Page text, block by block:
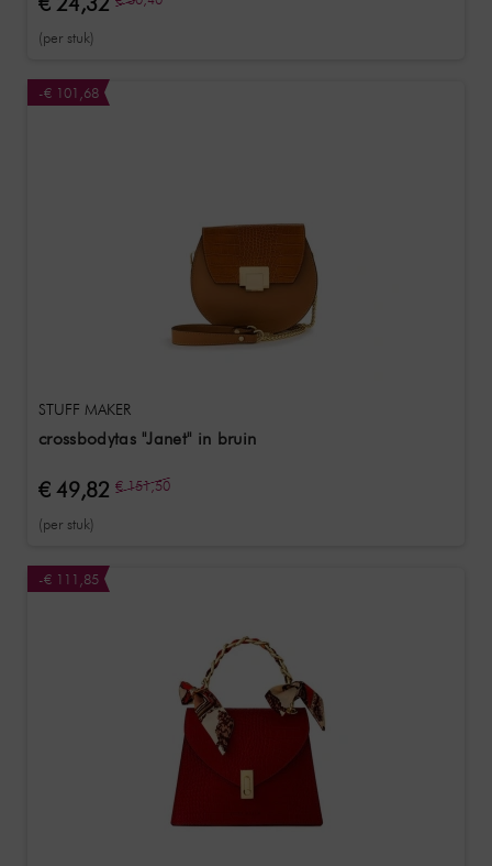
(per stuk)
-€ 101,68
STUFF MAKER
crossbodytas "Janet" in bruin
€ 49,82 € 151,50
(per stuk)
-€ 111,85